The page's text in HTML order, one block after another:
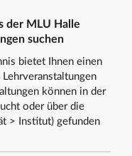
der MLU Halle
suchen
bietet Ihnen einen
können in der
oder über die
> Institut) gefunden